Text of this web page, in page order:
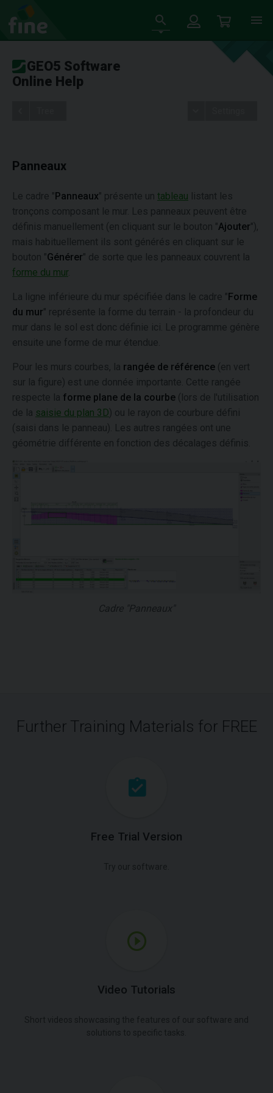
GEO5 Software
Online Help
Panneaux
Le cadre "Panneaux" présente un tableau listant les
tronçons composant le mur. Les panneaux peuvent être
définis manuellement (en cliquant sur le bouton "Ajouter"),
mais habituellement ils sont générés en cliquant sur le
bouton "Générer" de sorte que les panneaux couvrent la
forme du mur.
La ligne inférieure du mur spécifiée dans le cadre "Forme
du mur" représente la forme du terrain - la profondeur du
mur dans le sol est donc définie ici. Le programme génère
ensuite une forme de mur étendue.
Pour les murs courbes, la rangée de référence (en vert
sur la figure) est une donnée importante. Cette rangée
respecte la forme plane de la courbe (lors de l'utilisation
de la saisie du plan 3D) ou le rayon de courbure défini
(saisi dans le panneau). Les autres rangées ont une
géométrie différente en fonction des décalages définis.
Cadre "Panneaux"
Further Training Materials for FREE
Free Trial Version
Video Tutorials